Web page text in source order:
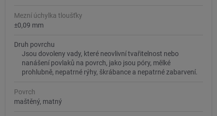
Mezní úchylka tloušťky
±0,09 mm
Druh povrchu
Jsou dovoleny vady, které neovlivní tvařitelnost nebo
nanášení povlaků na povrch, jako jsou póry, mělké
prohlubně, nepatrné rýhy, škrábance a nepatrné zabarvení.
Povrch
maštěný, matný